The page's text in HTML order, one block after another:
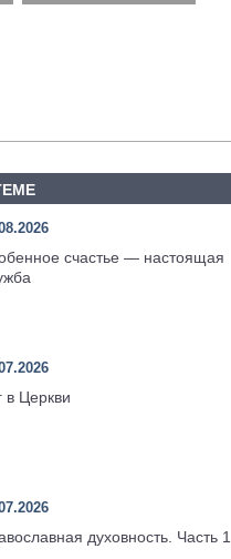
счастье — настоящая
в Церкви
духовность. Часть 1